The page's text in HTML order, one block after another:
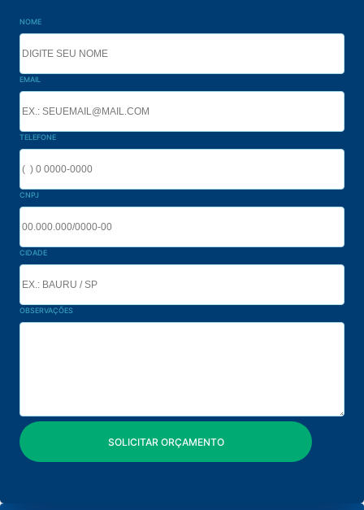
NOME
EMAIL
TELEFONE
CNPJ
CIDADE
OBSERVAÇÕES